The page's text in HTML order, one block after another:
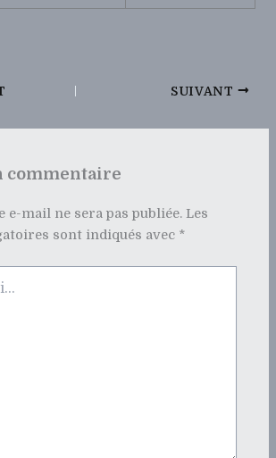
SUIVANT
commentaire
e-mail ne sera pas publiée. Les
sont indiqués avec *